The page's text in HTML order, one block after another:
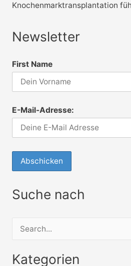
Knochenmarktransplantation
Newsletter
First Name
E-Mail-Adresse:
Suche nach
c
Kategorien